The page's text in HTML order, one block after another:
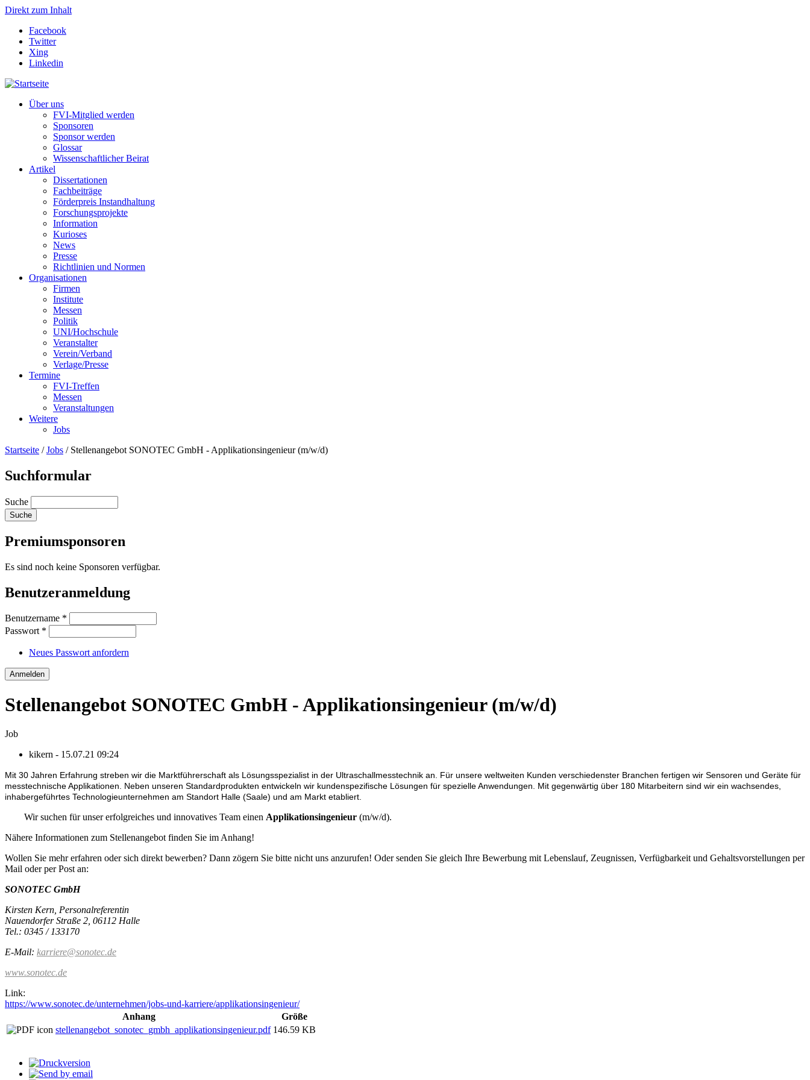
Direkt zum Inhalt
Facebook
Twitter
Xing
Linkedin
Über uns
FVI-Mitglied werden
Sponsoren
Sponsor werden
Glossar
Wissenschaftlicher Beirat
Artikel
Dissertationen
Fachbeiträge
Förderpreis Instandhaltung
Forschungsprojekte
Information
Kurioses
News
Presse
Richtlinien und Normen
Organisationen
Firmen
Institute
Messen
Politik
UNI/Hochschule
Veranstalter
Verein/Verband
Verlage/Presse
Termine
FVI-Treffen
Messen
Veranstaltungen
Weitere
Jobs
Startseite /Jobs / Stellenangebot SONOTEC GmbH - Applikationsingenieur (m/w/d)
Suchformular
Suche
Premiumsponsoren
Es sind noch keine Sponsoren verfügbar.
Benutzeranmeldung
Benutzername *
Passwort *
Neues Passwort anfordern
Stellenangebot SONOTEC GmbH - Applikationsingenieur (m/w/d)
Job
kikern - 15.07.21 09:24
Mit 30 Jahren Er­fah­rung streben wir die Markt­führer­schaft als Lösungs­spe­zia­list in der Ul­tra­schall­mess­tech­nik an. Für unsere welt­weiten Kunden ver­schie­denster Branchen fertigen wir Sen­soren und Geräte für
mess­tech­nische Appli­kationen. Neben unseren Standard­pro­dukten ent­wickeln wir kundenspezi­fische Lösungen für spezielle Anwen­dungen. Mit gegen­wärtig über 180 Mit­arbeitern sind wir ein wach­sendes,
inhaber­geführtes Tech­no­lo­gie­un­ter­neh­men am Standort Halle (Saale) und am Markt etab­liert.
Wir suchen für unser erfolgreiches und innovatives Team einen Applikationsingenieur (m/w/d).
Nähere Informationen zum Stellenangebot finden Sie im Anhang!
Wollen Sie mehr erfahren oder sich direkt bewerben? Dann zögern Sie bitte nicht uns anzurufen! Oder senden Sie gleich Ihre Bewer­bung mit Lebens­lauf, Zeug­nissen, Verfüg­barkeit und Gehalts­vorstellungen per
Mail oder per Post an:
SONOTEC GmbH
Kirsten Kern, Personalreferentin
Nauendorfer Straße 2, 06112 Halle
Tel.: 0345 / 133170
E-Mail: karriere@sonotec.de
www.sonotec.de
Link:
https://www.sonotec.de/unternehmen/jobs-und-karriere/applikationsingenieur/
Anhang
Größe
stellenangebot_sonotec_gmbh_applikationsingenieur.pdf 146.59 KB